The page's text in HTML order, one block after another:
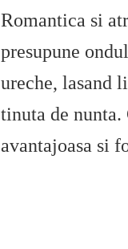
Romantica si
presupune
ureche, lasand
tinuta de nunta.
avantajoasa si